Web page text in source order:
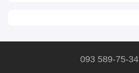
093 589-75-34